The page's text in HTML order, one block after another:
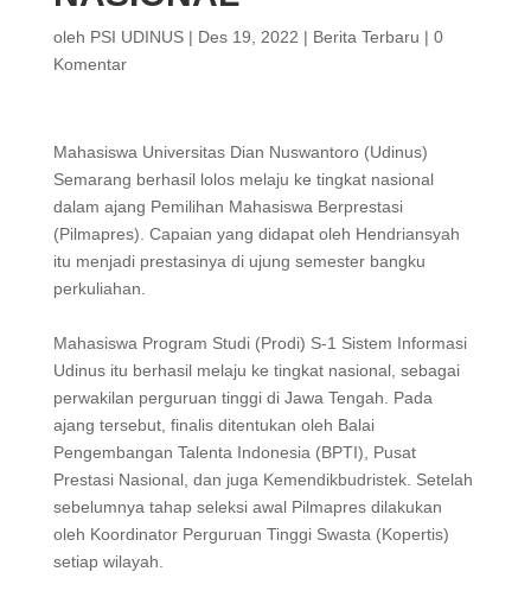
oleh PSI UDINUS| Des 19, 2022 | Berita Terbaru | 0
Komentar
Mahasiswa Universitas Dian Nuswantoro (Udinus)
Semarang berhasil lolos melaju ke tingkat nasional
dalam ajang Pemilihan Mahasiswa Berprestasi
(Pilmapres). Capaian yang didapat oleh Hendriansyah
itu menjadi prestasinya di ujung semester bangku
perkuliahan.
Mahasiswa Program Studi (Prodi) S-1 Sistem Informasi
Udinus itu berhasil melaju ke tingkat nasional, sebagai
perwakilan perguruan tinggi di Jawa Tengah. Pada
ajang tersebut, finalis ditentukan oleh Balai
Pengembangan Talenta Indonesia (BPTI), Pusat
Prestasi Nasional, dan juga Kemendikbudristek. Setelah
sebelumnya tahap seleksi awal Pilmapres dilakukan
oleh Koordinator Perguruan Tinggi Swasta (Kopertis)
setiap wilayah.